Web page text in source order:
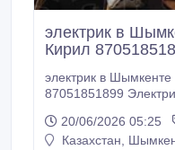
электрик в
Кирил
электрик в Шымкенте 24 часа в сутки Кирил
87051851899 Электрик в
От аварийного выезда до устранение сложных
неисправностей , утечек тока , коротких замыканий ,
20/06/2026 05:25
Казахстан,